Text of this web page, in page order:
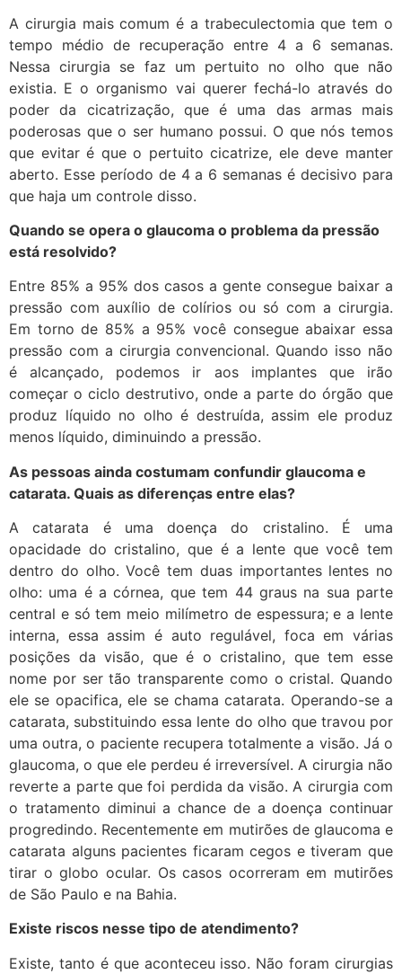
A cirurgia mais comum é a trabeculectomia que tem o
tempo médio de recuperação entre 4 a 6 semanas.
Nessa cirurgia se faz um pertuito no olho que não
existia. E o organismo vai querer fechá-lo através do
poder da cicatrização, que é uma das armas mais
poderosas que o ser humano possui. O que nós temos
que evitar é que o pertuito cicatrize, ele deve manter
aberto. Esse período de 4 a 6 semanas é decisivo para
que haja um controle disso.
Quando se opera o glaucoma o problema da pressão
está resolvido?
Entre 85% a 95% dos casos a gente consegue baixar a
pressão com auxílio de colírios ou só com a cirurgia.
Em torno de 85% a 95% você consegue abaixar essa
pressão com a cirurgia convencional. Quando isso não
é alcançado, podemos ir aos implantes que irão
começar o ciclo destrutivo, onde a parte do órgão que
produz líquido no olho é destruída, assim ele produz
menos líquido, diminuindo a pressão.
As pessoas ainda costumam confundir glaucoma e
catarata. Quais as diferenças entre elas?
A catarata é uma doença do cristalino. É uma
opacidade do cristalino, que é a lente que você tem
dentro do olho. Você tem duas importantes lentes no
olho: uma é a córnea, que tem 44 graus na sua parte
central e só tem meio milímetro de espessura; e a lente
interna, essa assim é auto regulável, foca em várias
posições da visão, que é o cristalino, que tem esse
nome por ser tão transparente como o cristal. Quando
ele se opacifica, ele se chama catarata. Operando-se a
catarata, substituindo essa lente do olho que travou por
uma outra, o paciente recupera totalmente a visão. Já o
glaucoma, o que ele perdeu é irreversível. A cirurgia não
reverte a parte que foi perdida da visão. A cirurgia com
o tratamento diminui a chance de a doença continuar
progredindo. Recentemente em mutirões de glaucoma e
catarata alguns pacientes ficaram cegos e tiveram que
tirar o globo ocular. Os casos ocorreram em mutirões
de São Paulo e na Bahia.
Existe riscos nesse tipo de atendimento?
Existe, tanto é que aconteceu isso. Não foram cirurgias